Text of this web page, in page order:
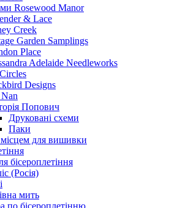
Rosewood Manor
& Lace
Creek
Garden Samplings
Place
Adelaide Needleworks
Designs
Попович
Друковані схеми
Паки
для вишивки
бісероплетіння
(Росія)
мить
по бісероплетінню